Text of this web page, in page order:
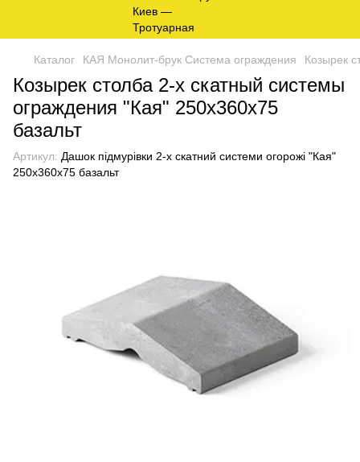
Каталог КАЯ Монолит-брук Система ограждения Козырек
Козырек столба 2-х скатный системы
ограждения "Кая" 250х360x75
базальт
Артикул: Дашок підмурівки 2-х скатний системи огорожі "Кая"
250x360x75 базальт